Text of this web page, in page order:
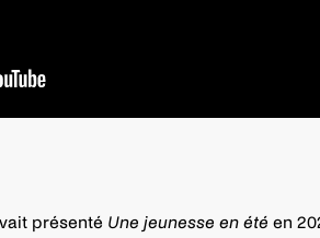
présenté Une jeunesse en été en